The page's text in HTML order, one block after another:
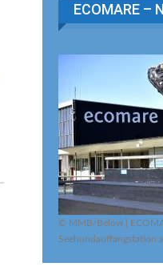
ECOMARE –
© MMB/Below |
Seehundauffangstation